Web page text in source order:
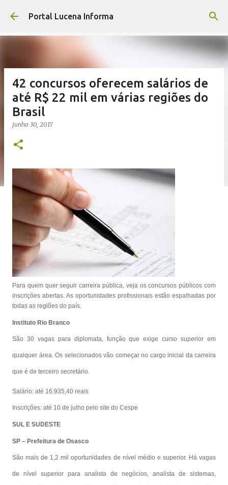
Pular para o conteúdo principal
Portal Lucena Informa
42 concursos oferecem salários de
até R$ 22 mil em várias regiões do
Brasil
junho 30, 2017
Para quem quer seguir carreira pública, veja os concursos públicos com
inscrições abertas. As oportunidades profissionais estão espalhadas por
todas as regiões do país.
Instituto Rio Branco
São 30 vagas para diplomata, função que exige curso superior em
qualquer área. Os selecionados vão começar no cargo inicial da carreira
que é de terceiro secretário.
Salário: até 16.935,40 reais
Inscrições: até 10 de julho pelo site do Cespe
SUL E SUDESTE
SP – Prefeitura de Osasco
São mais de 1,2 mil oportunidades de nível médio e superior. Há vagas
de nível superior para analista de negócios, analista de sistemas,